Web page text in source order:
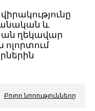
և
ղեկավար
Բոլոր նորությունները